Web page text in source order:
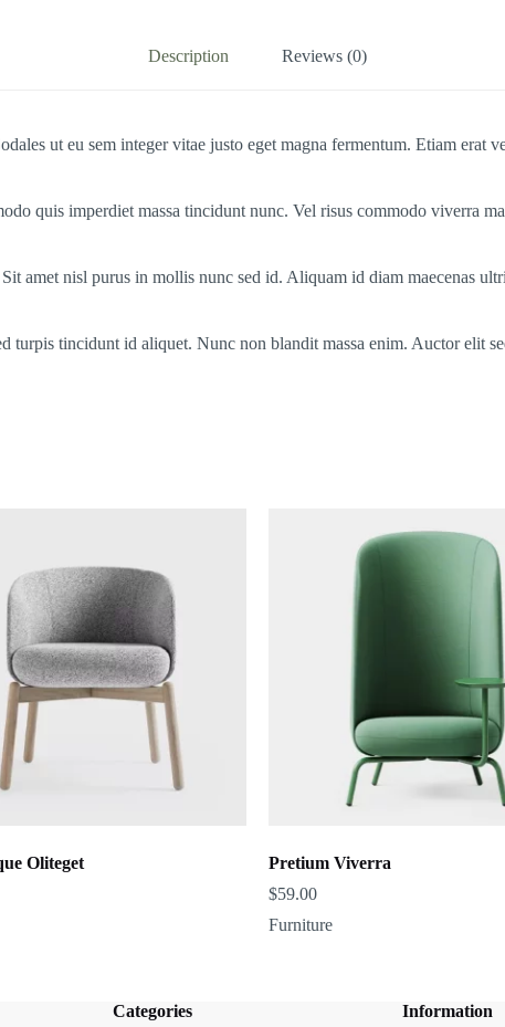
Description Reviews (0)
ut eu sem integer vitae justo eget magna fermentum. Etiam erat
quis imperdiet massa tincidunt nunc. Vel risus commodo viverra
amet nisl purus in mollis nunc sed id. Aliquam id diam maecenas
turpis tincidunt id aliquet. Nunc non blandit massa enim. Auctor elit
Oliteget
Pretium Viverra
$59.00
Furniture
Categories Information